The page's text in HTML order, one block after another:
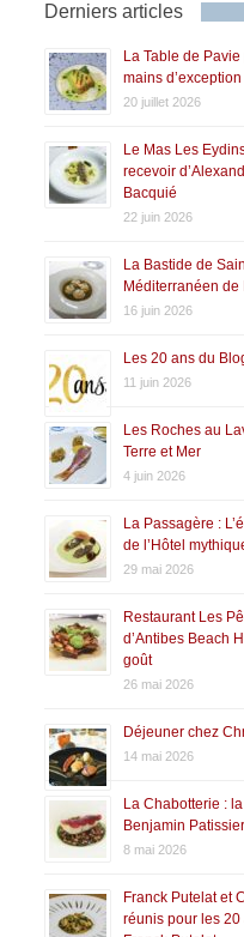
Derniers articles
La Table de
mains d’exception
20 juillet 2026
Le Mas Les
recevoir
Bacquié
22 juin 2026
La Bastide de
Méditerranéen de
16 juin 2026
Les 20 ans du
11 juin 2026
Les Roches au
Terre et Mer
4 juin 2026
La Passagère :
de l’Hôtel
29 mai 2026
Restaurant Les
d’Antibes Beach
goût
26 mai 2026
Déjeuner chez
14 mai 2026
La Chabotterie :
Benjamin Patissier
8 mai 2026
Franck Putelat et
réunis pour les